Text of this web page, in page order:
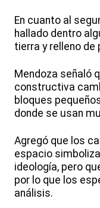
En cuanto al
hallado dentro
tierra y relleno de
Mendoza señaló
constructiva
bloques
donde se usan
Agregó que los
espacio
ideología, pero
por lo que los
análisis.